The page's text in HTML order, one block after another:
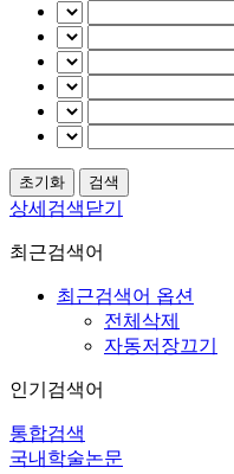
상세검색닫기
최근검색어
최근검색어 옵션
전체삭제
자동저장끄기
인기검색어
통합검색
국내학술논문